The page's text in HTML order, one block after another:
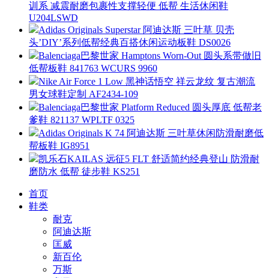
训系 减震耐磨包裹性支撑轻便 低帮 生活休闲鞋
U204LSWD
Adidas Originals Superstar 阿迪达斯 三叶草 贝壳
头’DIY’系列低帮经典百搭休闲运动板鞋 DS0026
Balenciaga巴黎世家 Hamptons Worn-Out 圆头系带做旧
低帮板鞋 841763 WCURS 9960
Nike Air Force 1 Low 黑神话悟空 祥云龙纹 复古潮流
男女球鞋定制 AF2434-109
Balenciaga巴黎世家 Platform Reduced 圆头厚底 低帮老
爹鞋 821137 WPLTF 0325
Adidas Originals K 74 阿迪达斯 三叶草休闲防滑耐磨低
帮板鞋 IG8951
凯乐石KAILAS 远征5 FLT 舒适简约经典登山 防滑耐
磨防水 低帮 徒步鞋 KS251
首页
鞋类
耐克
阿迪达斯
匡威
新百伦
万斯